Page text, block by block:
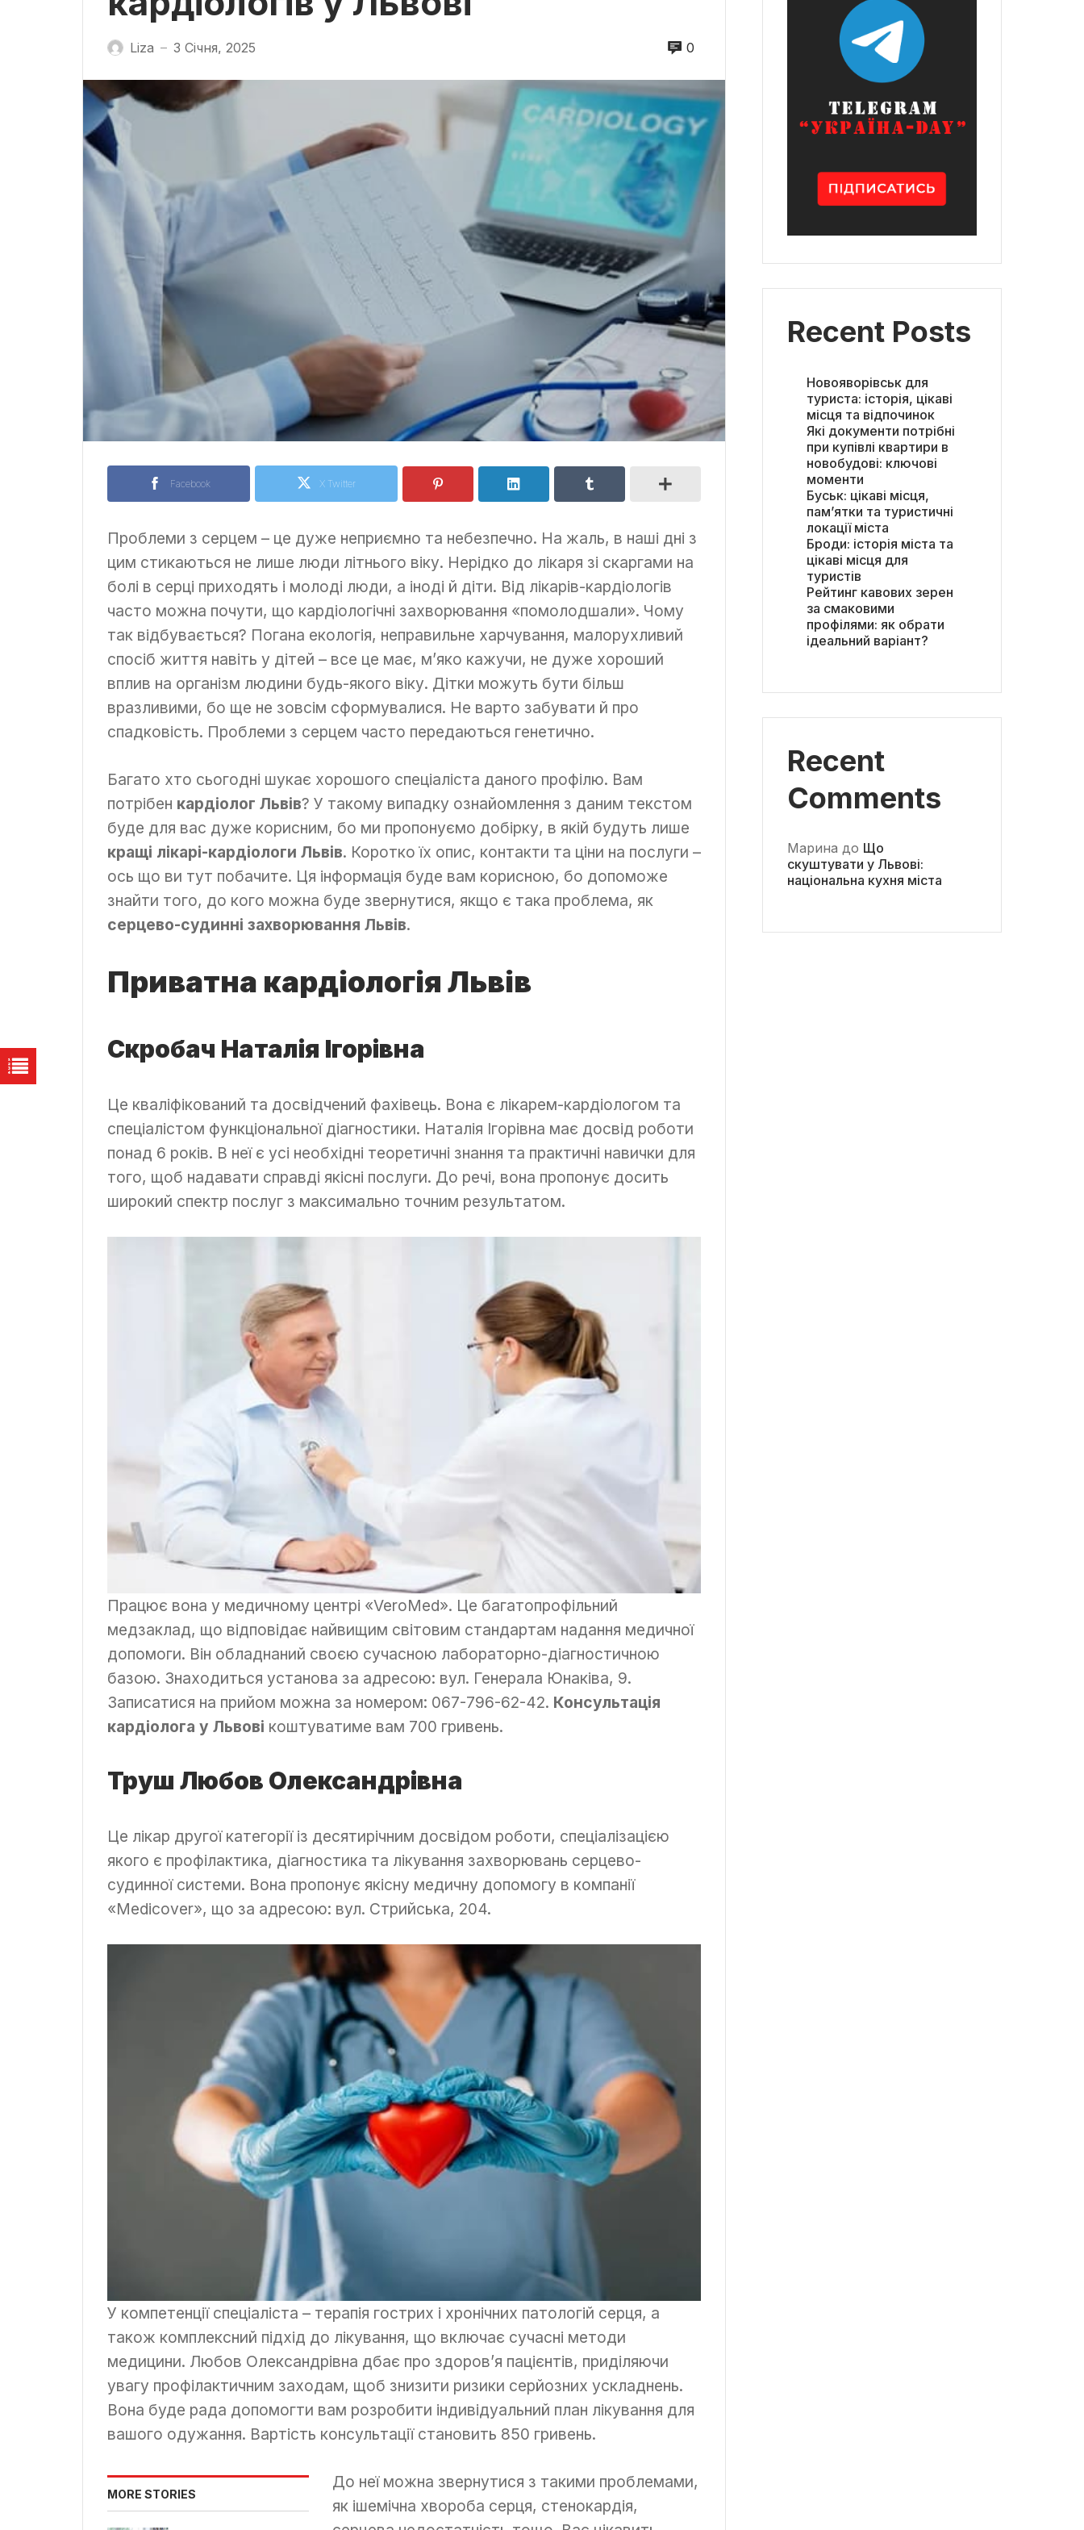
Liza — 3 Січня, 2025 0
Facebook X Twitter
Проблеми з серцем – це дуже неприємно та небезпечно. На жаль, в наші дні з
цим стикаються не лише люди літнього віку. Нерідко до лікаря зі скаргами на
болі в серці приходять і молоді люди, а іноді й діти. Від лікарів-кардіологів
часто можна почути, що кардіологічні захворювання «помолодшали». Чому
так відбувається? Погана екологія, неправильне харчування, малорухливий
спосіб життя навіть у дітей – все це має, м’яко кажучи, не дуже хороший
вплив на організм людини будь-якого віку. Дітки можуть бути більш
вразливими, бо ще не зовсім сформувалися. Не варто забувати й про
спадковість. Проблеми з серцем часто передаються генетично.
Багато хто сьогодні шукає хорошого спеціаліста даного профілю. Вам
потрібен кардіолог Львів? У такому випадку ознайомлення з даним текстом
буде для вас дуже корисним, бо ми пропонуємо добірку, в якій будуть лише
кращі лікарі-кардіологи Львів. Коротко їх опис, контакти та ціни на послуги –
ось що ви тут побачите. Ця інформація буде вам корисною, бо допоможе
знайти того, до кого можна буде звернутися, якщо є така проблема, як
серцево-судинні захворювання Львів.
Приватна кардіологія Львів
Скробач Наталія Ігорівна
Це кваліфікований та досвідчений фахівець. Вона є лікарем-кардіологом та
спеціалістом функціональної діагностики. Наталія Ігорівна має досвід роботи
понад 6 років. В неї є усі необхідні теоретичні знання та практичні навички для
того, щоб надавати справді якісні послуги. До речі, вона пропонує досить
широкий спектр послуг з максимально точним результатом.
Працює вона у медичному центрі «VeroMed». Це багатопрофільний
медзаклад, що відповідає найвищим світовим стандартам надання медичної
допомоги. Він обладнаний своєю сучасною лабораторно-діагностичною
базою. Знаходиться установа за адресою: вул. Генерала Юнаківа, 9.
Записатися на прийом можна за номером: 067-796-62-42. Консультація
кардіолога у Львові коштуватиме вам 700 гривень.
Труш Любов Олександрівна
Це лікар другої категорії із десятирічним досвідом роботи, спеціалізацією
якого є профілактика, діагностика та лікування захворювань серцево-
судинної системи. Вона пропонує якісну медичну допомогу в компанії
«Medicover», що за адресою: вул. Стрийська, 204.
У компетенції спеціаліста – терапія гострих і хронічних патологій серця, а
також комплексний підхід до лікування, що включає сучасні методи
медицини. Любов Олександрівна дбає про здоров’я пацієнтів, приділяючи
увагу профілактичним заходам, щоб знизити ризики серйозних ускладнень.
Вона буде рада допомогти вам розробити індивідуальний план лікування для
вашого одужання. Вартість консультації становить 850 гривень.
MORE STORIES
До неї можна звернутися з такими проблемами,
як ішемічна хвороба серця, стенокардія,
Recent Posts
Новояворівськ для
туриста: історія, цікаві
місця та відпочинок
Які документи потрібні
при купівлі квартири в
новобудові: ключові
моменти
Буськ: цікаві місця,
пам’ятки та туристичні
локації міста
Броди: історія міста та
цікаві місця для
туристів
Рейтинг кавових зерен
за смаковими
профілями: як обрати
ідеальний варіант?
Recent
Comments
Марина до Що
скуштувати у Львові:
національна кухня міста